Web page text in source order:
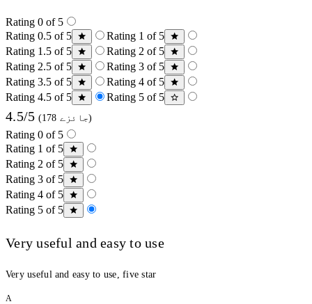
Rating 0 of 5
Rating 0.5 of 5
Rating 1 of 5
Rating 1.5 of 5
Rating 2 of 5
Rating 2.5 of 5
Rating 3 of 5
Rating 3.5 of 5
Rating 4 of 5
Rating 4.5 of 5
Rating 5 of 5
4.5/5 (178 جائزے)
Rating 0 of 5
Rating 1 of 5
Rating 2 of 5
Rating 3 of 5
Rating 4 of 5
Rating 5 of 5
Very useful and easy to use
Very useful and easy to use, five star
A